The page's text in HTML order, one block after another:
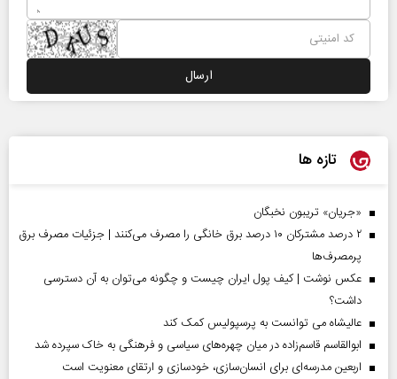
تازه ها
«جریان» تریبون نخبگان
۲ درصد مشترکان ۱۰ درصد برق خانگی را مصرف می‌کنند | جزئیات مصرف برق
پرمصرف‌ها
عکس نوشت | کیف پول ایران چیست و چگونه می‌توان به آن دسترسی
داشت؟
عالیشاه می توانست به پرسپولیس کمک کند
ابوالقاسم قاسم‌زاده در میان چهره‌های سیاسی و فرهنگی به خاک سپرده شد
اربعین مدرسه‌ای برای انسان‌سازی، خودسازی و ارتقای معنویت است